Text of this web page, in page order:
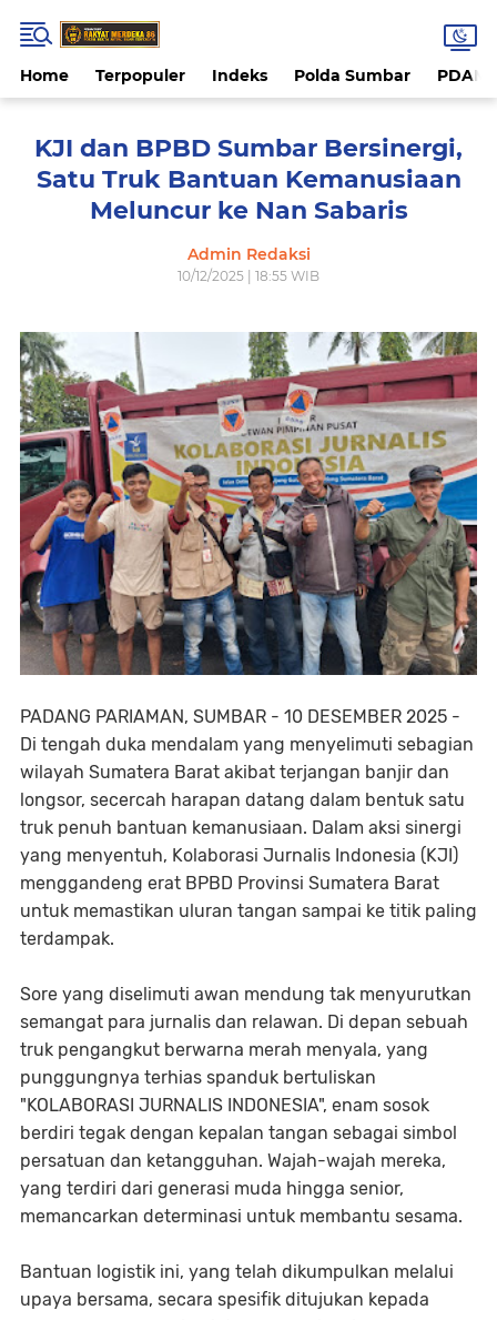
Home Terpopuler Indeks Polda Sumbar PDAM
KJI dan BPBD Sumbar Bersinergi,
Satu Truk Bantuan Kemanusiaan
Meluncur ke Nan Sabaris
Admin Redaksi
10/12/2025 | 18:55 WIB
PADANG PARIAMAN, SUMBAR - 10 DESEMBER 2025 -
Di tengah duka mendalam yang menyelimuti sebagian
wilayah Sumatera Barat akibat terjangan banjir dan
longsor, secercah harapan datang dalam bentuk satu
truk penuh bantuan kemanusiaan. Dalam aksi sinergi
yang menyentuh, Kolaborasi Jurnalis Indonesia (KJI)
menggandeng erat BPBD Provinsi Sumatera Barat
untuk memastikan uluran tangan sampai ke titik paling
terdampak.
Sore yang diselimuti awan mendung tak menyurutkan
semangat para jurnalis dan relawan. Di depan sebuah
truk pengangkut berwarna merah menyala, yang
punggungnya terhias spanduk bertuliskan
"KOLABORASI JURNALIS INDONESIA", enam sosok
berdiri tegak dengan kepalan tangan sebagai simbol
persatuan dan ketangguhan. Wajah-wajah mereka,
yang terdiri dari generasi muda hingga senior,
memancarkan determinasi untuk membantu sesama.
Bantuan logistik ini, yang telah dikumpulkan melalui
upaya bersama, secara spesifik ditujukan kepada